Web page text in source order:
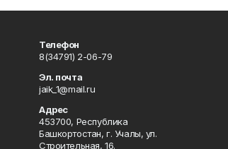
Телефон
8(34791) 2-06-79
Эл. почта
jaik_1@mail.ru
Адрес
453700, Республика
Башкортостан, г. Учалы, ул.
Строительная, 16.